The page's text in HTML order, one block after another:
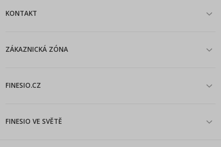
KONTAKT
ZÁKAZNICKÁ ZÓNA
FINESIO.CZ
FINESIO VE SVĚTĚ